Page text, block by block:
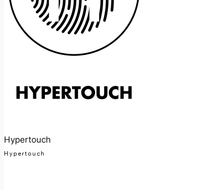
Hypertouch
Hypertouch